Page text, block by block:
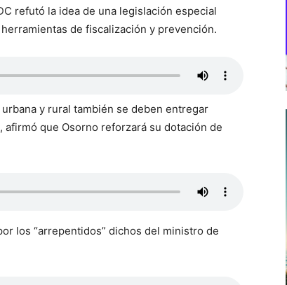
refutó la idea de una legislación especial
de fiscalización y prevención.
y rural también se deben entregar
que Osorno reforzará su dotación de
los “arrepentidos” dichos del ministro de